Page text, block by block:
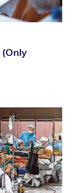
(Only